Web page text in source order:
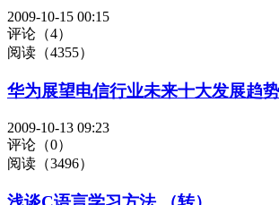
2009-10-15 00:15
评论（4）
阅读（4355）
华为展望电信行业未来十大发展趋势
2009-10-13 09:23
评论（0）
阅读（3496）